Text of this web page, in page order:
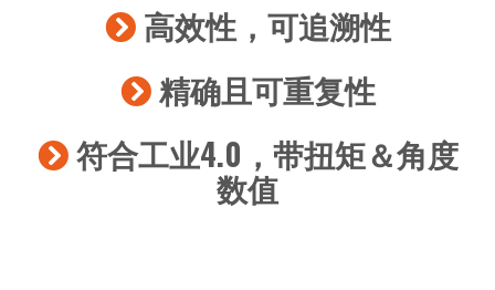
高效性，可追溯性
精确且可重复性
符合工业4.0，带扭矩＆角度
数值